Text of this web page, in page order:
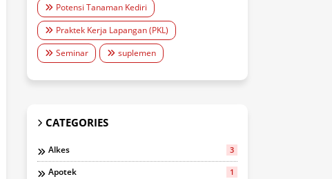
Potensi Tanaman Kediri
Praktek Kerja Lapangan (PKL)
Seminar
suplemen
CATEGORIES
Alkes 3
Apotek 1